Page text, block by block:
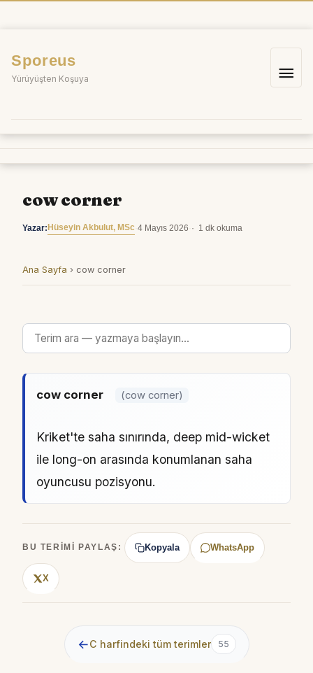
Sporeus
Yürüyüşten Koşuya
Ana
cow corner
Yazar: Hüseyin Akbulut, MSc 4 Mayıs 2026 1 dk okuma
Ana Sayfa › cow corner
cow corner (cow corner)
Kriket'te saha sınırında, deep mid-wicket
ile long-on arasında konumlanan saha
oyuncusu pozisyonu.
BU TERIMI PAYLAŞ: Kopyala WhatsApp
X
←C harfindeki tüm terimler 55